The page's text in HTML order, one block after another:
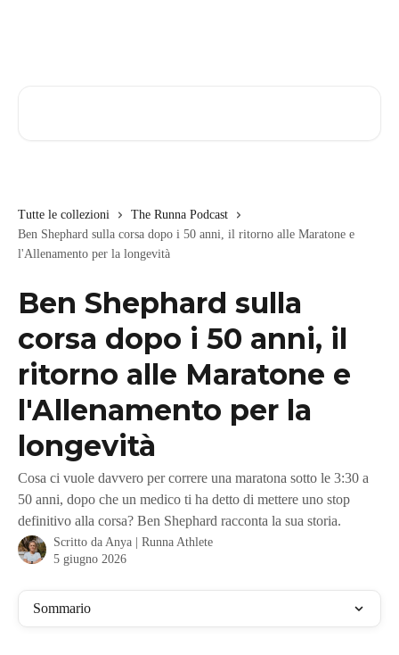
Tutte le collezioni
The Runna Podcast
Ben Shephard sulla corsa dopo i 50 anni, il ritorno alle Maratone e
l'Allenamento per la longevità
Ben Shephard sulla
corsa dopo i 50 anni, il
ritorno alle Maratone e
l'Allenamento per la
longevità
Cosa ci vuole davvero per correre una maratona sotto le 3:30 a
50 anni, dopo che un medico ti ha detto di mettere uno stop
definitivo alla corsa? Ben Shephard racconta la sua storia.
Scritto da Anya | Runna Athlete
5 giugno 2026
Sommario